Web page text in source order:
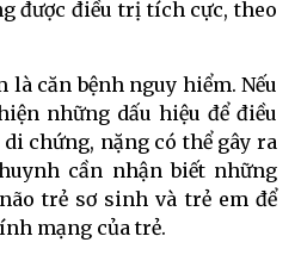
được điều trị tích cực, theo
là căn bệnh nguy hiểm. Nếu
những dấu hiệu để điều
chứng, nặng có thể gây ra
cần nhận biết những
trẻ sơ sinh và trẻ em để
mạng của trẻ.